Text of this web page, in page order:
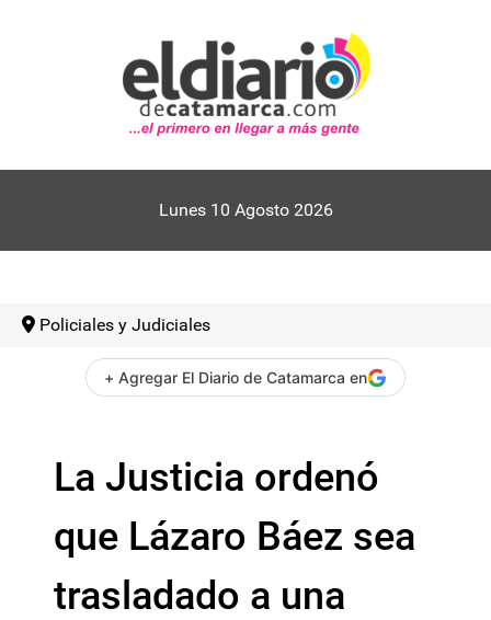
Lunes 10 Agosto 2026
Policiales y Judiciales
+ Agregar El Diario de Catamarca en
La Justicia ordenó
que Lázaro Báez sea
trasladado a una